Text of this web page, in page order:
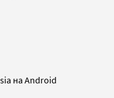
на Android